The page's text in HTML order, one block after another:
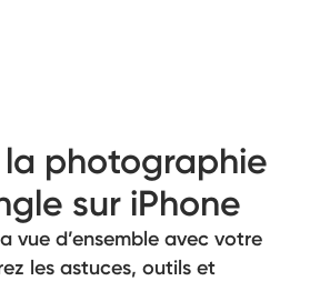
photographie
sur iPhone
vue d’ensemble avec votre
les astuces, outils et